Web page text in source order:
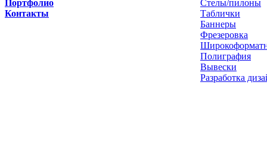
Портфолио
Контакты
Стелы/пилоны
Таблички
Баннеры
Фрезеровка
Полиграфия
Вывески
Разработка